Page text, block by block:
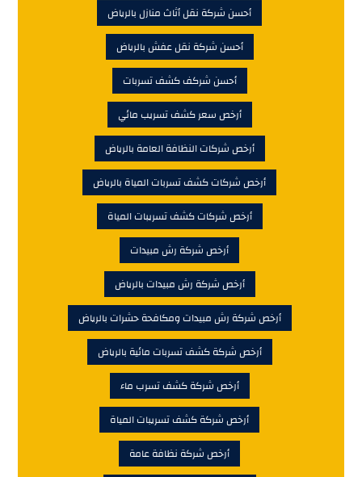
أحسن شركة نقل أثاث منازل بالرياض
أحسن شركة نقل عفش بالرياض
أحسن شركف كشف تسربات
أرخص سعر كشف تسريب مائي
أرخص شركات النظافة العامة بالرياض
أرخص شركات كشف تسربات المياة بالرياض
أرخص شركات كشف تسريبات المياة
أرخص شركة رش مبيدات
أرخص شركة رش مبيدات بالرياض
أرخص شركة رش مبيدات ومكافحة حشرات بالرياض
أرخص شركة كشف تسربات مائية بالرياض
أرخص شركة كشف تسرب ماء
أرخص شركة كشف تسريبات المياة
أرخص شركة نظافة عامة